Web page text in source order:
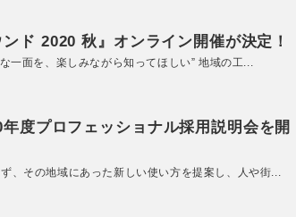
ド 2020 秋』オンライン開催が決定！
面を、楽しみながら知ってほしい” 地域の工...
度プロフェッショナル採用説明会を開
、その地域にあった新しい使い方を提案し、人や街...